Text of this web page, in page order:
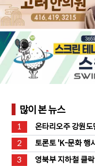
많이 본 뉴스
1
온타리오주 강원
2
토론토 'K-문화 행
3
영북부 지하철 클